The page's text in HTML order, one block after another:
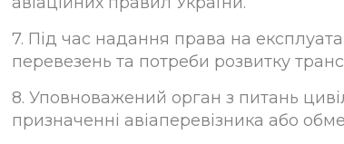
7. Під час надання права на
перевезень та потреби розвитку
8. Уповноважений орган з питань
призначенні авіаперевізника або